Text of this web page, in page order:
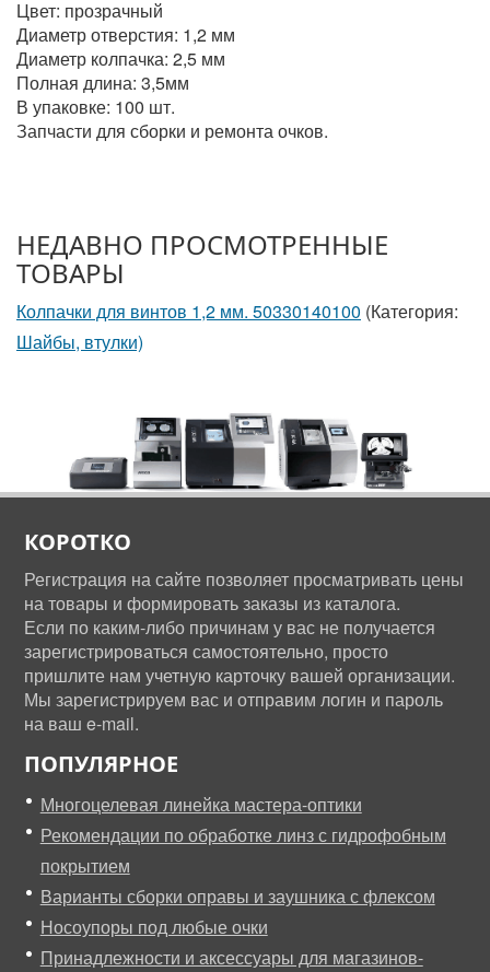
Цвет: прозрачный
Диаметр отверстия: 1,2 мм
Диаметр колпачка: 2,5 мм
Полная длина: 3,5мм
В упаковке: 100 шт.
Запчасти для сборки и ремонта очков.
НЕДАВНО ПРОСМОТРЕННЫЕ
ТОВАРЫ
Колпачки для винтов 1,2 мм. 50330140100 (Категория:
Шайбы, втулки)
КОРОТКО
Регистрация на сайте позволяет просматривать цены
на товары и формировать заказы из каталога.
Если по каким-либо причинам у вас не получается
зарегистрироваться самостоятельно, просто
пришлите нам учетную карточку вашей организации.
Мы зарегистрируем вас и отправим логин и пароль
на ваш e-mail.
ПОПУЛЯРНОЕ
Многоцелевая линейка мастера-оптики
Рекомендации по обработке линз с гидрофобным
покрытием
Варианты сборки оправы и заушника с флексом
Носоупоры под любые очки
Принадлежности и аксессуары для магазинов-